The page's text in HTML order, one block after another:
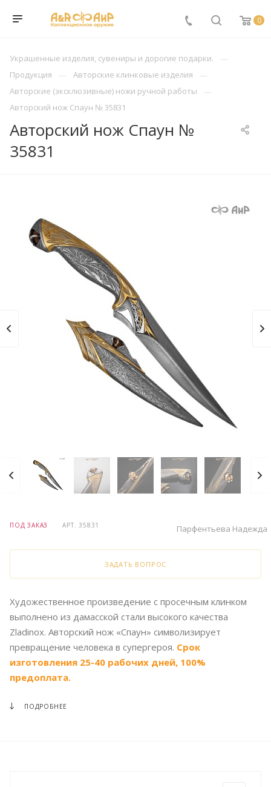
0
Украшенные изделия, сувениры и дорогие подарки.
Продукция
Авторские клинковые изделия
Авторские (эксклюзивные) ножи ручной работы
Авторский нож Спаун № 35831
Авторский нож Спаун №
35831
ПОД ЗАКАЗ АРТ.35831 Парфентьева Надежда
ЗАДАТЬ ВОПРОС
Художественное произведение с просечным клинком
выполнено из дамасской стали высокого качества
Zladinox. Авторский нож «Спаун» символизирует
превращение человека в супергероя. Срок
изготовления 25-40 рабочих дней, 100%
предоплата.
ПОДРОБНЕЕ